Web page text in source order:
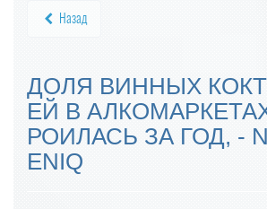
Назад
ДОЛЯ ВИННЫХ
ЕЙ В
РОИЛАСЬ ЗА ГОД, -
ENIQ